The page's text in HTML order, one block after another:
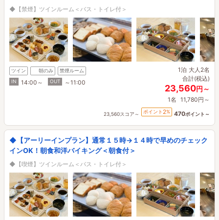
◆【禁煙】ツインルーム＜バス・トイレ付＞
ツイン 朝のみ
禁煙ルーム
IN
14:00～ OUT ～11:00
1泊 大人2名
合計(税込)
23,560円～
1名 11,780円～
23,560スコア～ ポイント 2% 470ポイント～
◆【アーリーインプラン】通常１５時→１４時で早めのチェック
インOK！朝食和洋バイキング＜朝食付＞
◆【喫煙】ツインルーム＜バス・トイレ付＞